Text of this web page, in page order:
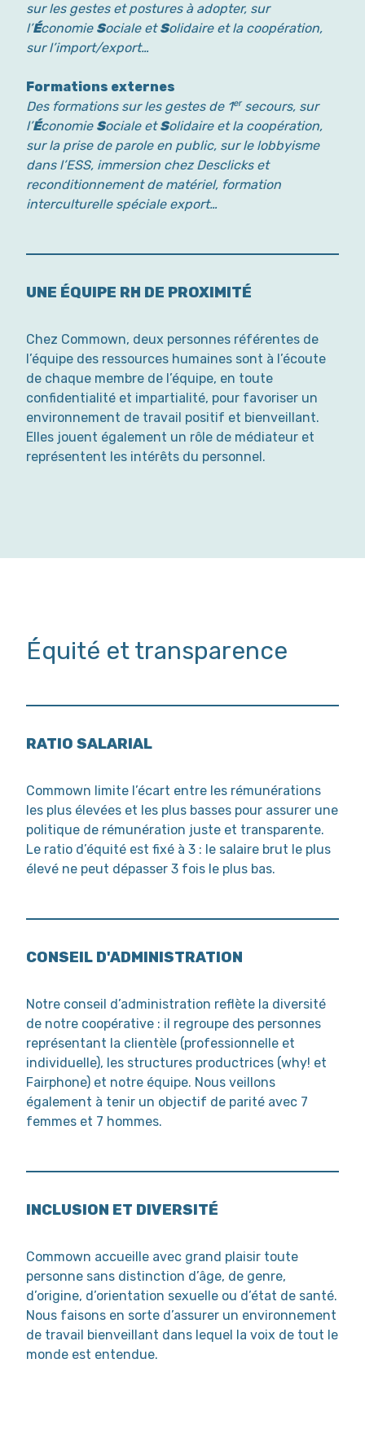
sur les gestes et postures à adopter, sur
l’Économie Sociale etSolidaire et la coopération,
sur l’import/export…
Formations externes
Des formations sur les gestes de 1ᵉʳ secours, sur
l’Économie Sociale etSolidaire et la coopération,
sur la prise de parole en public, sur le lobbyisme
dans l’ESS, immersion chez Desclicks et
reconditionnement de matériel, formation
interculturelle spéciale export…
UNE ÉQUIPE RH DE PROXIMITÉ
Chez Commown, deux personnes référentes de
l’équipe des ressources humaines sont à l’écoute
de chaque membre de l’équipe, en toute
confidentialité et impartialité, pour favoriser un
environnement de travail positif et bienveillant.
Elles jouent également un rôle de médiateur et
représentent les intérêts du personnel.
Équité et transparence
RATIO SALARIAL
Commown limite l’écart entre les rémunérations
les plus élevées et les plus basses pour assurer une
politique de rémunération juste et transparente.
Le ratio d’équité est fixé à 3 : le salaire brut le plus
élevé ne peut dépasser 3 fois le plus bas.
CONSEIL D'ADMINISTRATION
Notre conseil d’administration reflète la diversité
de notre coopérative : il regroupe des personnes
représentant la clientèle (professionnelle et
individuelle), les structures productrices (why! et
Fairphone) et notre équipe. Nous veillons
également à tenir un objectif de parité avec 7
femmes et 7 hommes.
INCLUSION ET DIVERSITÉ
Commown accueille avec grand plaisir toute
personne sans distinction d’âge, de genre,
d’origine, d’orientation sexuelle ou d’état de santé.
Nous faisons en sorte d’assurer un environnement
de travail bienveillant dans lequel la voix de tout le
monde est entendue.